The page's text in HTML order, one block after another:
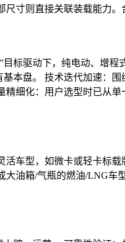
寸则直接关联装载能力。
标驱动下，纯电动、增
本盘。 技术迭代加速：
细化：用户选型时已从
车型，如微卡或轻卡标
油箱/气瓶的燃油/LNG车